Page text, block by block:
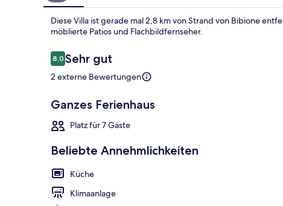
Diese Villa ist gerade mal 2,8 km von Strand von Bibione
möblierte Patios und Flachbildfernseher.
Bewertungen
8,08,0 von 10.
Sehr gut
2 externe Bewertungen
Ganzes Ferienhaus
Platz für 7 Gäste
Beliebte Annehmlichkeiten
Küche
Klimaanlage